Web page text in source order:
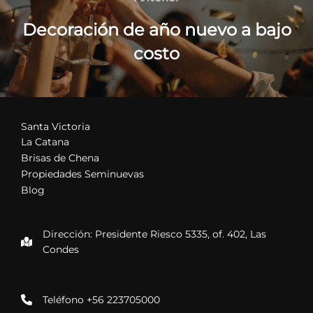
entradas
Decoración de año nuevo a bajo
costo
Santa Victoria
La Catana
Brisas de Chena
Propiedades Seminuevas
Blog
Dirección: Presidente Riesco 5335, of. 402, Las
Condes
Teléfono +56 223705000